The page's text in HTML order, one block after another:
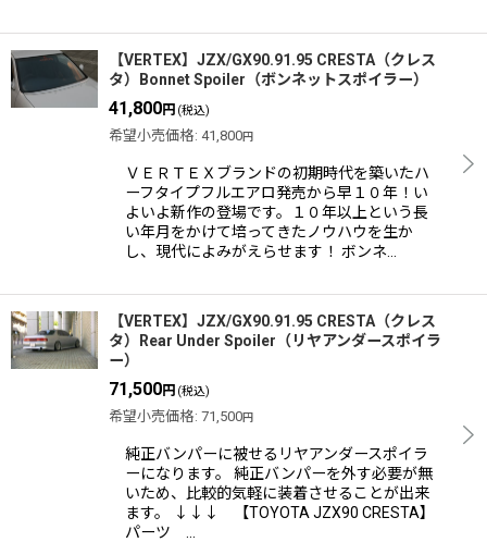
【VERTEX】JZX/GX90.91.95 CRESTA（クレス
タ）Bonnet Spoiler（ボンネットスポイラー）
41,800円 (税込)
希望小売価格: 41,800円
ＶＥＲＴＥＸブランドの初期時代を築いたハ
ーフタイプフルエアロ発売から早１０年！い
よいよ新作の登場です。１０年以上という長
い年月をかけて培ってきたノウハウを生か
し、現代によみがえらせます！ ボンネ…
【VERTEX】JZX/GX90.91.95 CRESTA（クレス
タ）Rear Under Spoiler（リヤアンダースポイラ
ー）
71,500円 (税込)
希望小売価格: 71,500円
純正バンパーに被せるリヤアンダースポイラ
ーになります。 純正バンパーを外す必要が無
いため、比較的気軽に装着させることが出来
ます。 ↓↓↓ 【TOYOTA JZX90 CRESTA】
パーツ …